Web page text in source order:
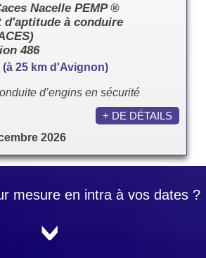
Nacelle PEMP ®
d'aptitude à conduire
486
(à 25 km d'Avignon)
d’engins en sécurité
2026
+ DE DÉTAILS
mesure en intra à vos dates ?
<